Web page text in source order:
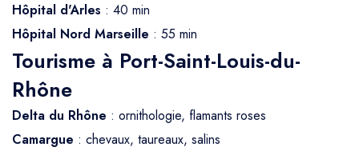
Hôpital d'Arles : 40 min
Hôpital Nord Marseille : 55 min
Tourisme à Port-Saint-Louis-du-
Rhône
Delta du Rhône : ornithologie, flamants roses
Camargue : chevaux, taureaux, salins